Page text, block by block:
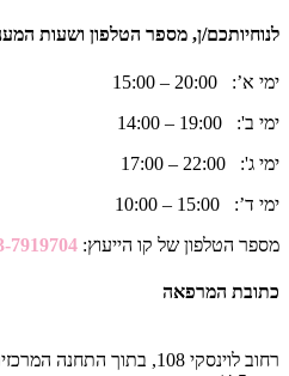
לנוחיותכם/ן, מספר הטלפון ושעות
ימי א’: 20:00 – 15:00
ימי ב': 19:00 – 14:00
ימי ג': 22:00 – 17:00
ימי ד’: 15:00 – 10:00
מספר הטלפון של קו הייעוץ: 7919704
כתובת המרפאה